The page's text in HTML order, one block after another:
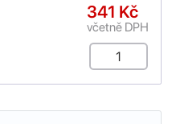
341 Kč
včetně DPH